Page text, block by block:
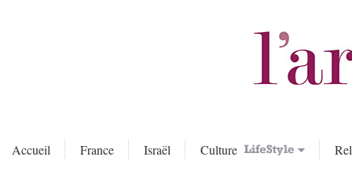
Accueil France Israël Culture